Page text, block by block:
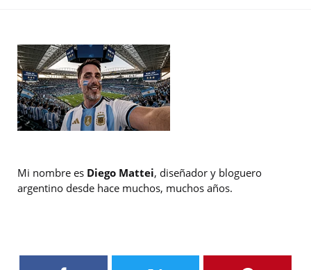
Mi nombre es Diego Mattei, diseñador y bloguero
argentino desde hace muchos, muchos años.